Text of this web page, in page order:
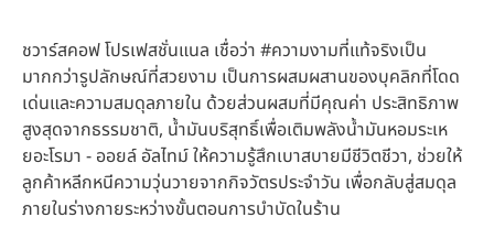
ชวาร์สคอฟ โปรเฟสชั่นแนล เชื่อว่า #ความงามที่แท้จริงเป็น
มากกว่ารูปลักษณ์ที่สวยงาม เป็นการผสมผสานของบุคลิกที่โดด
เด่นและความสมดุลภายใน ด้วยส่วนผสมที่มีคุณค่า ประสิทธิภาพ
สูงสุดจากธรรมชาติ, น้ำมันบริสุทธิ์เพื่อเติมพลังน้ำมันหอมระเห
ยอะโรมา - ออยล์ อัลไทม์ ให้ความรู้สึกเบาสบายมีชีวิตชีวา, ช่วยให้
ลูกค้าหลีกหนีความวุ่นวายจากกิจวัตรประจำวัน เพื่อกลับสู่สมดุล
ภายในร่างกายระหว่างขั้นตอนการบำบัดในร้าน